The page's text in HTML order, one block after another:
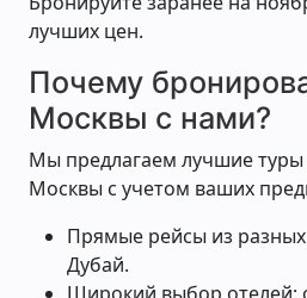
лучших цен.
Почему
Москвы с нами?
Мы предлагаем лучшие туры
Москвы с учетом ваших
Прямые рейсы из
Дубай.